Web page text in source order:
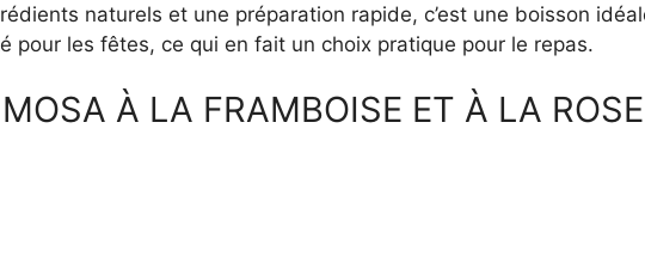
naturels et une préparation rapide, c’est une boisson
pour les fêtes, ce qui en fait un choix pratique pour le repas.
À LA FRAMBOISE ET À LA ROSE